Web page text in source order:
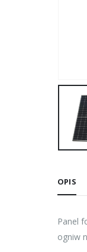
OPIS
Panel
ogniw